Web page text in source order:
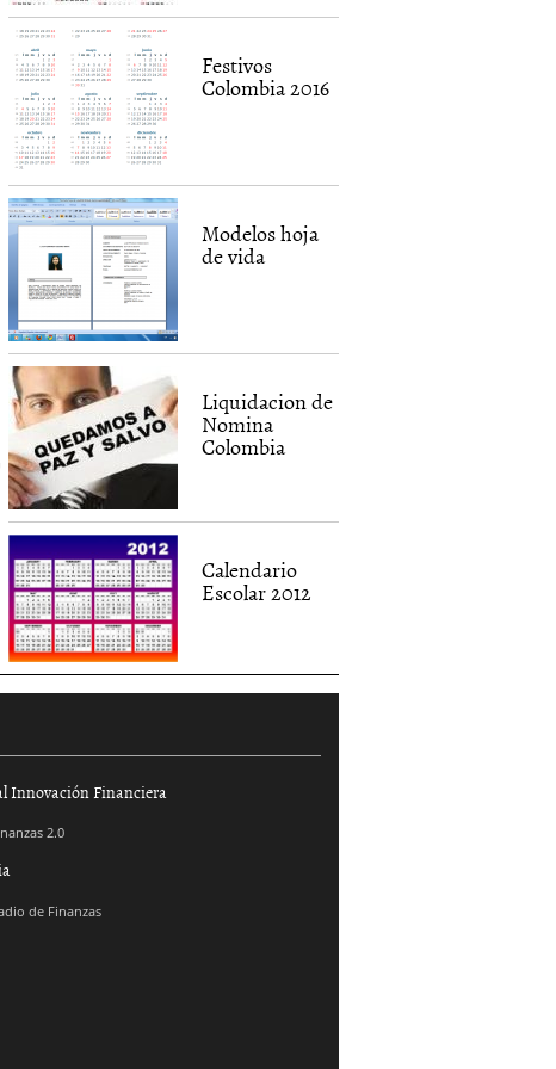
Festivos
Colombia 2016
Modelos hoja
de vida
Liquidacion de
Nomina
Colombia
Calendario
Escolar 2012
Innovación Financiera
2.0
de Finanzas